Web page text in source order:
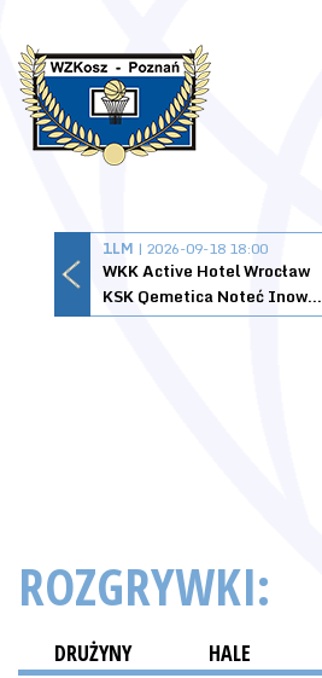
1LM | 2026-09-18 18:00
WKK Active Hotel Wrocław
KSK Qemetica Noteć Inowrocław
ROZGRYWKI:
DRUŻYNY HALE